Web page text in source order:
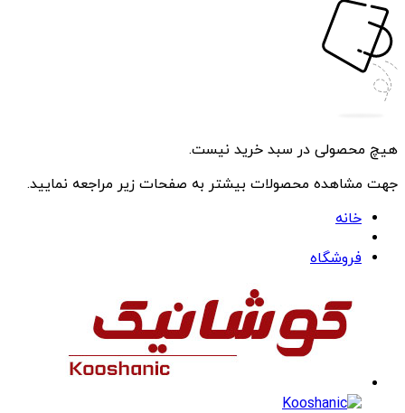
هیچ محصولی در سبد خرید نیست.
جهت مشاهده محصولات بیشتر به صفحات زیر مراجعه نمایید.
خانه
فروشگاه